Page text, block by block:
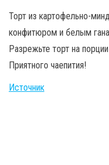
Торт из картофельно-
конфитюром и белым
Разрежьте торт на
Приятного чаепития!
Источник